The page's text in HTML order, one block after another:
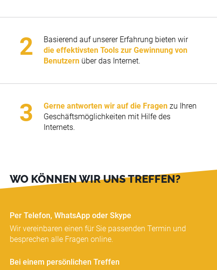
Basierend auf unserer Erfahrung bieten wir
die effektivsten Tools zur Gewinnung von
Benutzern über das Internet.
Gerne antworten wir auf die Fragen zu Ihren
Geschäftsmöglichkeiten mit Hilfe des
Internets.
WO KÖNNEN WIR UNS TREFFEN?
Per Telefon, WhatsApp oder Skype
Wir vereinbaren einen für Sie passenden Termin und
besprechen alle Fragen online.
Bei einem persönlichen Treffen